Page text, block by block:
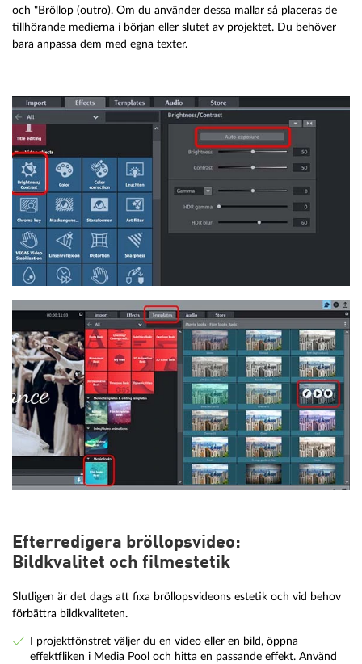
och "Bröllop (outro). Om du använder dessa mallar så placeras de
tillhörande medierna i början eller slutet av projektet. Du behöver
bara anpassa dem med egna texter.
Efterredigera bröllopsvideo:
Bildkvalitet och filmestetik
Slutligen är det dags att fixa bröllopsvideons estetik och vid behov
förbättra bildkvaliteten.
I projektfönstret väljer du en video eller en bild, öppna
effektfliken i Media Pool och hitta en passande effekt. Använd